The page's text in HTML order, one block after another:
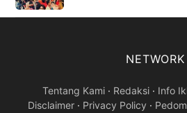
NETWORK
Tentang Kami· Redaksi· Info
Disclaimer· Privacy Policy ·